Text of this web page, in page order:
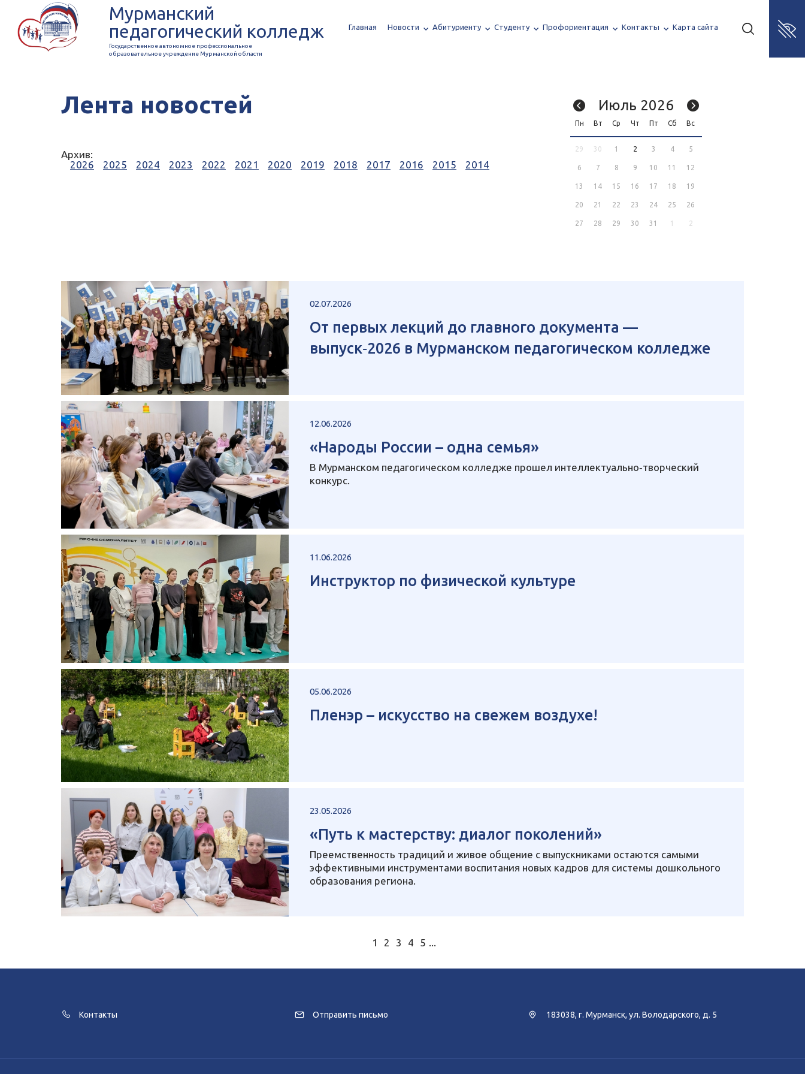
Мурманский
педагогический колледж
Государственное автономное профессиональное
образовательное учреждение Мурманской области
Главная Новости Абитуриенту Студенту Профориентация Контакты Карта сайта
Лента новостей
Архив:
2026
2025 2024 2023 2022 2021 2020 2019 2018 2017 2016 2015 2014
Июль 2026
Пн Вт Ср Чт Пт Сб Вс
29 30 1 2 3 4 5
6 7 8 9 10 11 12
13 14 15 16 17 18 19
20 21 22 23 24 25 26
27 28 29 30 31 1 2
02.07.2026
От первых лекций до главного документа —
выпуск‑2026 в Мурманском педагогическом колледже
12.06.2026
«Народы России – одна семья»
В Мурманском педагогическом колледже прошел интеллектуально‑творческий
конкурс.
11.06.2026
Инструктор по физической культуре
05.06.2026
Пленэр – искусство на свежем воздухе!
23.05.2026
«Путь к мастерству: диалог поколений»
Преемственность традиций и живое общение с выпускниками остаются самыми
эффективными инструментами воспитания новых кадров для системы дошкольного
образования региона.
1 2 3 4 5
Контакты Отправить письмо 183038, г. Мурманск, ул. Володарского, д. 5